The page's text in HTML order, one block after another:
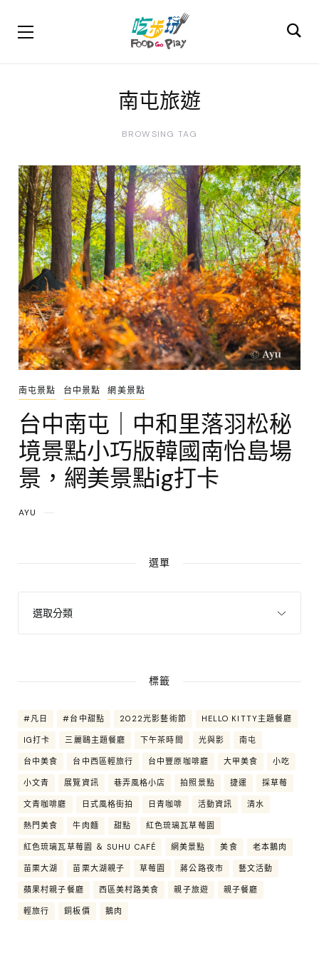
南屯旅遊
BROWSING TAG
南屯景點 台中景點 網美景點
台中南屯｜中和里落羽松秘
境景點小巧版韓國南怡島場
景，網美景點ig打卡
AYU
選單
標籤
#凡日 #台中甜點 2022光影藝術節 HELLO KITTY主題餐廳
IG打卡 三麗鷗主題餐廳 下午茶時間 光與影 南屯
台中美食 台中西區輕旅行 台中豐原咖啡廳 大甲美食 小吃
小文青 展覽資訊 巷弄風格小店 拍照景點 捷運 採草莓
文青咖啡廳 日式風格街拍 日青咖啡 活動資訊 清水
熱門美食 牛肉麵 甜點 紅色琉璃瓦草莓園
紅色琉璃瓦草莓園 ＆ SUHU CAFÉ 網美景點 美食 老本鵝肉
苗栗大湖 苗栗大湖親子 草莓園 蔣公路夜市 藝文活動
蘋果村親子餐廳 西區美村路美食 親子旅遊 親子餐廳
輕旅行 銅板價 鵝肉